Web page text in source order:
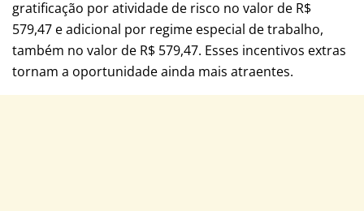
gratificação por atividade de risco no valor de R$
579,47 e adicional por regime especial de trabalho,
também no valor de R$ 579,47. Esses incentivos extras
tornam a oportunidade ainda mais atraentes.